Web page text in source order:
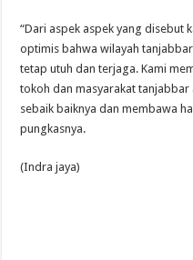
“Dari aspek aspek yang disebut
optimis bahwa wilayah
tetap utuh dan terjaga. Kami
tokoh dan masyarakat
sebaik baiknya dan membawa
pungkasnya.
(Indra jaya)